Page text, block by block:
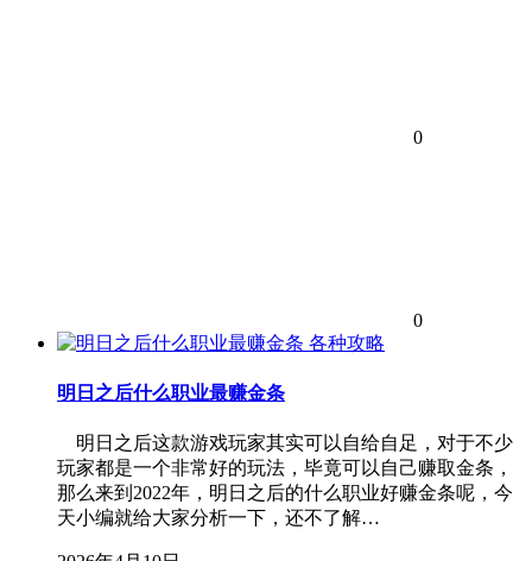
0
0
各种攻略
明日之后什么职业最赚金条
明日之后这款游戏玩家其实可以自给自足，对于不少
玩家都是一个非常好的玩法，毕竟可以自己赚取金条，
那么来到2022年，明日之后的什么职业好赚金条呢，今
天小编就给大家分析一下，还不了解…